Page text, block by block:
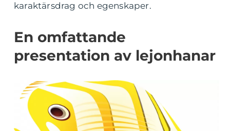
karaktärsdrag och egenskaper.
En omfattande
presentation av lejonhanar